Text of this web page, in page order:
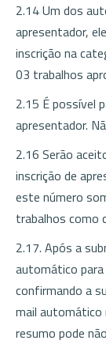
2.14 Um dos
apresentador,
inscrição na
03 trabalhos
2.15 É possível
apresentador.
2.16 Serão
inscrição de
este número
trabalhos como
2.17. Após a
automático
confirmando a
mail automático
resumo pode